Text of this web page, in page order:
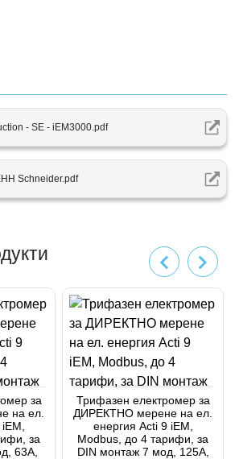
- SE - iEM3000.pdf
Schneider.pdf
за
на ел.
за
63A,
Трифазен електромер за
ДИРЕКТНО мерене на ел.
енергия Acti 9 iEM,
Modbus, до 4 тарифи, за
DIN монтаж 7 мод, 125A,